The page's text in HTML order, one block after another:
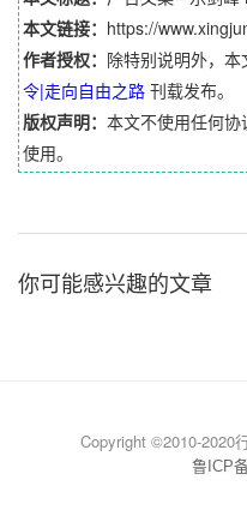
本文链接： https://
作者授权： 除特别说明外，本
令|走向自由之路 刊载发布。
版权声明： 本文不使用任何
使用。
你可能感兴趣的文章
Copyright ©2010-2020
鲁ICP